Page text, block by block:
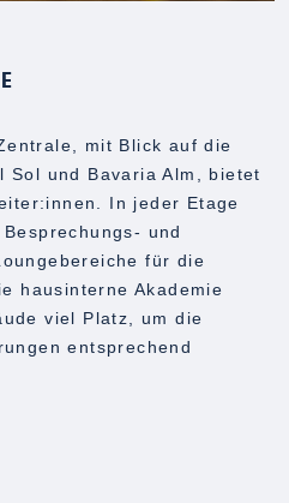
mit Blick auf die
Sol und Bavaria Alm, bietet
In jeder Etage
und
für die
hausinterne Akademie
viel Platz, um die
entsprechend